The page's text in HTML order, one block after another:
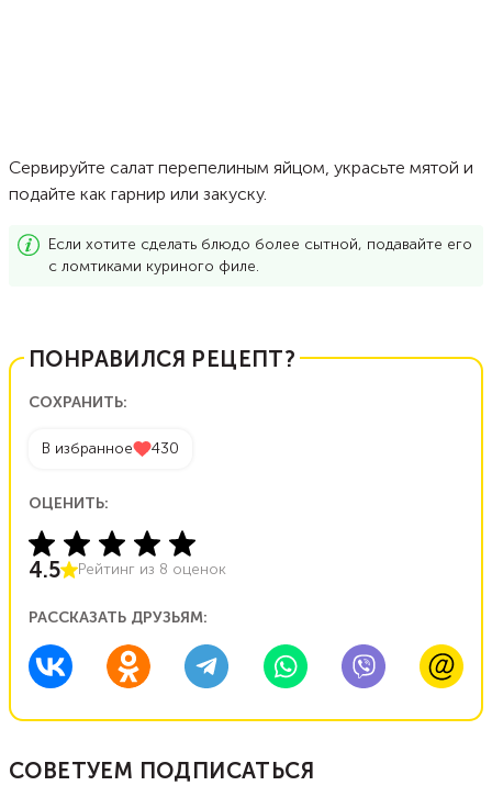
Сервируйте салат перепелиным яйцом, украсьте мятой и
подайте как гарнир или закуску.
Если хотите сделать блюдо более сытной, подавайте его
с ломтиками куриного филе.
ПОНРАВИЛСЯ РЕЦЕПТ?
СОХРАНИТЬ:
В избранное 430
ОЦЕНИТЬ:
4.5 Рейтинг из 8 оценок
РАССКАЗАТЬ ДРУЗЬЯМ:
СОВЕТУЕМ ПОДПИСАТЬСЯ